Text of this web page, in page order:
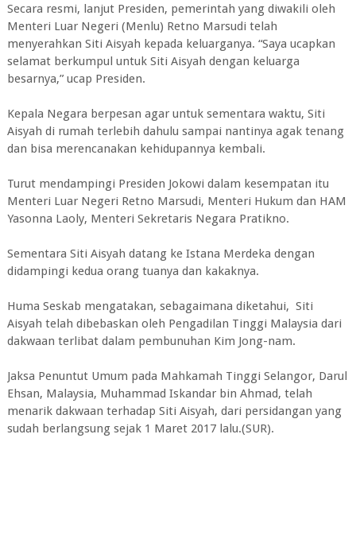
Secara resmi, lanjut Presiden, pemerintah yang diwakili oleh
Menteri Luar Negeri (Menlu) Retno Marsudi telah
menyerahkan Siti Aisyah kepada keluarganya. “Saya ucapkan
selamat berkumpul untuk Siti Aisyah dengan keluarga
besarnya,” ucap Presiden.
Kepala Negara berpesan agar untuk sementara waktu, Siti
Aisyah di rumah terlebih dahulu sampai nantinya agak tenang
dan bisa merencanakan kehidupannya kembali.
Turut mendampingi Presiden Jokowi dalam kesempatan itu
Menteri Luar Negeri Retno Marsudi, Menteri Hukum dan HAM
Yasonna Laoly, Menteri Sekretaris Negara Pratikno.
Sementara Siti Aisyah datang ke Istana Merdeka dengan
didampingi kedua orang tuanya dan kakaknya.
Huma Seskab mengatakan, sebagaimana diketahui, Siti
Aisyah telah dibebaskan oleh Pengadilan Tinggi Malaysia dari
dakwaan terlibat dalam pembunuhan Kim Jong-nam.
Jaksa Penuntut Umum pada Mahkamah Tinggi Selangor, Darul
Ehsan, Malaysia, Muhammad Iskandar bin Ahmad, telah
menarik dakwaan terhadap Siti Aisyah, dari persidangan yang
sudah berlangsung sejak 1 Maret 2017 lalu.(SUR).